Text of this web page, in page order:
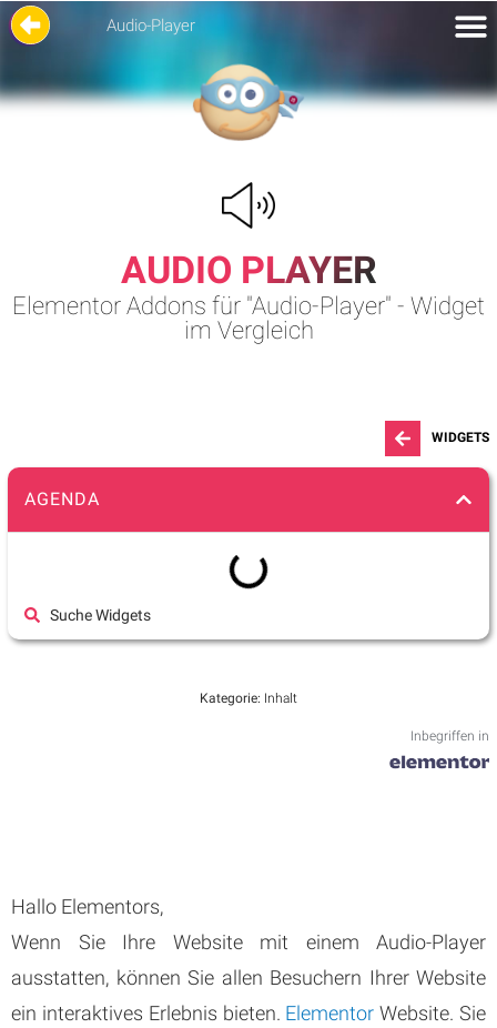
Audio-Player
AUDIO PLAYER
Elementor Addons für "Audio-Player" - Widget
im Vergleich
Hallo Elementors,
Wenn Sie Ihre Website mit einem Audio-Player
ausstatten, können Sie allen Besuchern Ihrer Website
ein interaktives Erlebnis bieten. Elementor Website. Sie
WIDGETS
AGENDA
Suche Widgets
Kategorie: Inhalt
Inbegriffen in